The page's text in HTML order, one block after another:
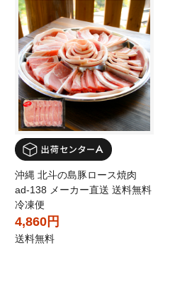
沖縄 北斗の島豚ロース焼肉
ad-138 メーカー直送 送料無料
冷凍便
4,860円
送料無料